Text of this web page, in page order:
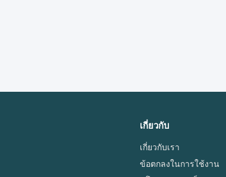
เกี่ยวกับ
เกี่ยวกับเรา
ข้อตกลงในการใช้งาน